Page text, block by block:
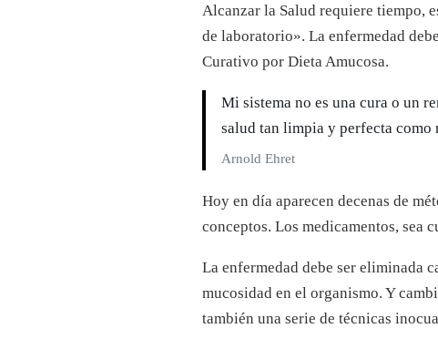
Alcanzar la Salud requiere tiempo,
de laboratorio». La enfermedad
Curativo por Dieta Amucosa.
Mi sistema no es una cura o un
salud tan limpia y perfecta como
Arnold Ehret
Hoy en día aparecen decenas de
conceptos. Los medicamentos, sea
La enfermedad debe ser eliminada
mucosidad en el organismo. Y
también una serie de técnicas